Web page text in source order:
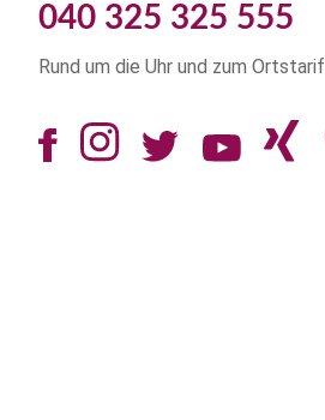
040 325 325 555
Rund um die Uhr und zum Ortstarif